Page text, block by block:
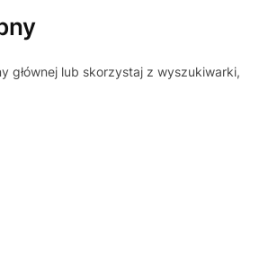
głównej lub skorzystaj z wyszukiwarki,